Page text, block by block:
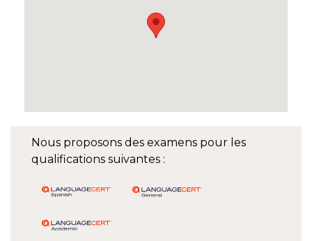
Nous proposons des examens pour les
qualifications suivantes :